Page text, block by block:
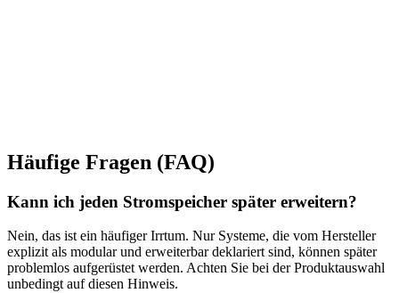
Häufige Fragen (FAQ)
Kann ich jeden Stromspeicher später erweitern?
Nein, das ist ein häufiger Irrtum. Nur Systeme, die vom Hersteller
explizit als modular und erweiterbar deklariert sind, können später
problemlos aufgerüstet werden. Achten Sie bei der Produktauswahl
unbedingt auf diesen Hinweis.